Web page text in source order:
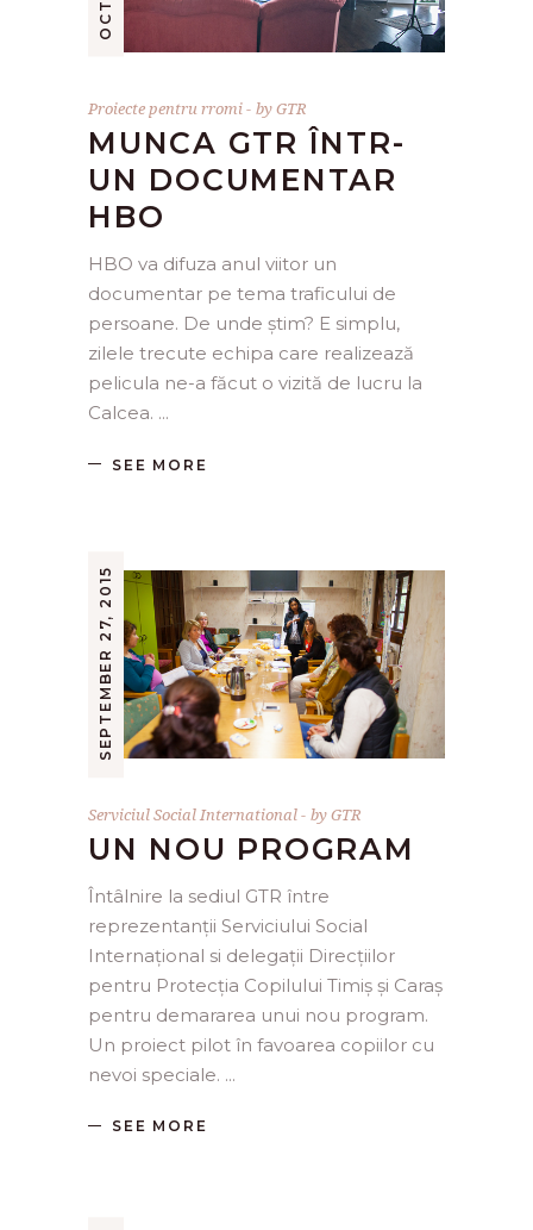
Proiecte pentru rromi byGTR
MUNCA GTR ÎNTR-
UN DOCUMENTAR
HBO
HBO va difuza anul viitor un
documentar pe tema traficului de
persoane. De unde știm? E simplu,
zilele trecute echipa care realizează
pelicula ne-a făcut o vizită de lucru la
Calcea.
SEE MORE
SEPTEMBER 27, 2015
Serviciul Social International byGTR
UN NOU PROGRAM
Întâlnire la sediul GTR între
reprezentanții Serviciului Social
Internațional si delegații Direcțiilor
pentru Protecția Copilului Timiș și Caraș
pentru demararea unui nou program.
Un proiect pilot în favoarea copiilor cu
nevoi speciale.
SEE MORE